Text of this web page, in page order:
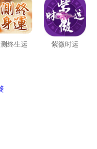
测终生运 紫微时运